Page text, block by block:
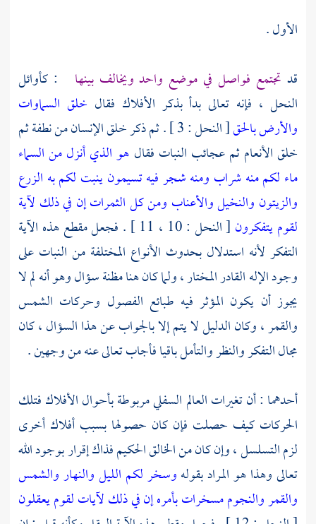
الأول .
قد تجتمع فواصل في موضع واحد ويخالف بينها
: كأوائل
النحل ، فإنه تعالى بدأ بذكر الأفلاك فقال خلق السماوات
والأرض بالحق
[ النحل : 3 ] . ثم ذكر خلق الإنسان من نطفة ثم
خلق الأنعام ثم عجائب النبات فقال هو الذي أنزل من السماء
ماء لكم منه شراب ومنه شجر فيه تسيمونينبت لكم به الزرع
والزيتون والنخيل والأعناب ومن كل الثمرات إن في ذلك لآية
لقوم يتفكرون
[ النحل : 10 ، 11 ] . فجعل مقطع هذه الآية
التفكر لأنه استدلال بحدوث الأنواع المختلفة من النبات على
وجود الإله القادر المختار ، ولما كان هنا مظنة سؤال وهو أنه لم لا
يجوز أن يكون المؤثر فيه طبائع الفصول وحركات الشمس
والقمر ، وكان الدليل لا يتم إلا بالجواب عن هذا السؤال ، كان
مجال التفكر والنظر والتأمل باقيا فأجاب تعالى عنه من وجهين .
أحدهما : أن تغيرات العالم السفلي مربوطة بأحوال الأفلاك فتلك
الحركات كيف حصلت فإن كان حصولها بسبب أفلاك أخرى
لزم التسلسل ، وإن كان من الخالق الحكيم فذاك إقرار بوجود الله
تعالى وهذا هو المراد بقولهوسخر لكم الليل والنهار والشمس
والقمر والنجوم مسخرات بأمره إن في ذلك لآيات لقوم يعقلون